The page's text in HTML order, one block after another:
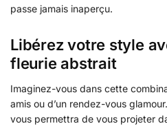
passe jamais inaperçu.
Libérez votre style
fleurie abstrait
Imaginez-vous dans cette
amis ou d’un rendez-vous
vous permettra de vous projeter